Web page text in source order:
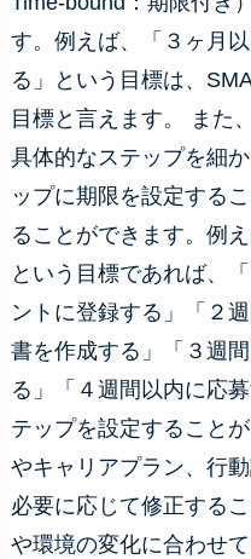
す。例えば、「３ヶ月
る」という目標は、
目標と言えます。 また
具体的なステップを細
ップに期限を設定する
ることができます。例
という目標であれば、
ントに登録する」「２
書を作成する」「３週
る」「４週間以内に応
テップを設定すること
やキャリアプラン、行
必要に応じて修正する
や環境の変化に合わせ